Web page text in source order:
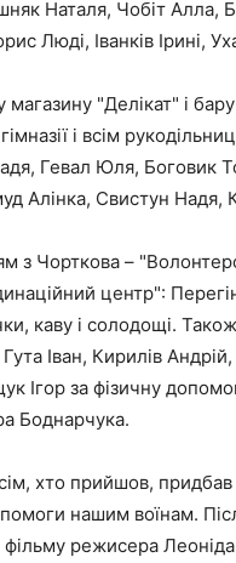
Наталя, Чобіт Алла,
Люді, Іванків Ірині,
магазину "Делікат" і
і всім
Гевал Юля, Боговик
Алінка, Свистун Надя,
Чорткова –
центр":
каву і солодощі.
Іван, Кирилів
Ігор за фізичну
Боднарчука.
хто прийшов,
нашим воїнам.
режисера